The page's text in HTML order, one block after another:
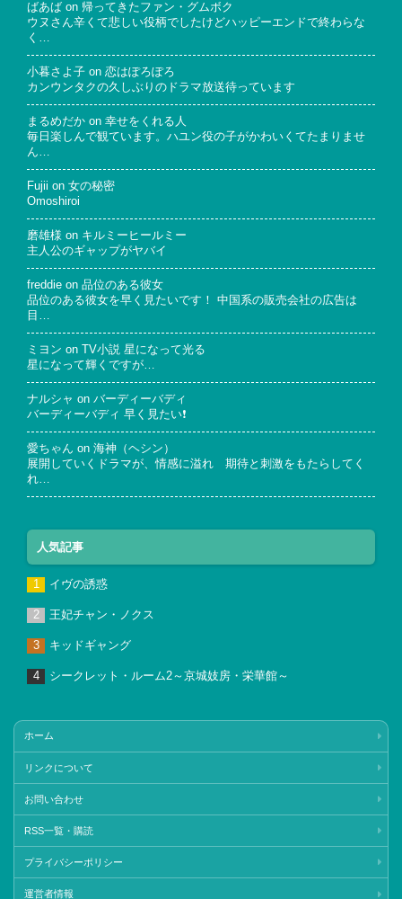
ばあば on 帰ってきたファン・グムボク
ウヌさん辛くて悲しい役柄でしたけどハッピーエンドで終わらな
く…
小暮さよ子 on 恋はぽろぽろ
カンウンタクの久しぶりのドラマ放送待っています
まるめだか on 幸せをくれる人
毎日楽しんで観ています。ハユン役の子がかわいくてたまりませ
ん…
Fujii on 女の秘密
Omoshiroi
磨雄様 on キルミーヒールミー
主人公のギャップがヤバイ
freddie on 品位のある彼女
品位のある彼女を早く見たいです！ 中国系の販売会社の広告は
目…
ミヨン on
TV小説 星になって光る
星になって輝くですが…
ナルシャ on バーディーバディ
バーディーバディ 早く見たい❗
愛ちゃん on 海神（ヘシン）
展開していくドラマが、情感に溢れ 期待と刺激をもたらしてく
れ…
人気記事
イヴの誘惑
王妃チャン・ノクス
キッドギャング
シークレット・ルーム2～京城妓房・栄華館～
ホーム
リンクについて
お問い合わせ
RSS一覧・購読
プライバシーポリシー
運営者情報